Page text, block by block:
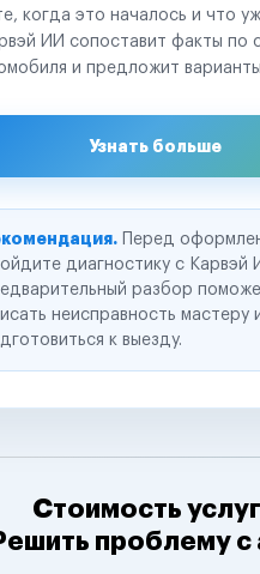
когда это началось и что
ИИ сопоставит факты по
и предложит
Узнать больше
Перед
диагностику с Карвэй
разбор
неисправность мастеру
к выезду.
Стоимость
проблему с